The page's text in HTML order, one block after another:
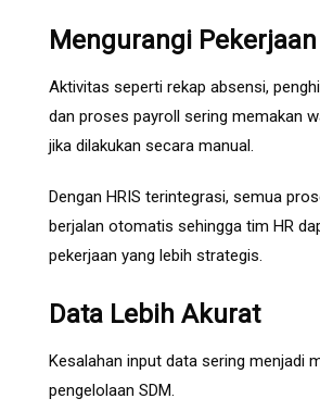
Mengurangi
Aktivitas seperti rekap absensi,
dan proses payroll sering memakan
jika dilakukan secara manual.
Dengan HRIS terintegrasi, semua
berjalan otomatis sehingga tim HR
pekerjaan yang lebih strategis.
Data Lebih Akurat
Kesalahan input data sering menjadi
pengelolaan SDM.